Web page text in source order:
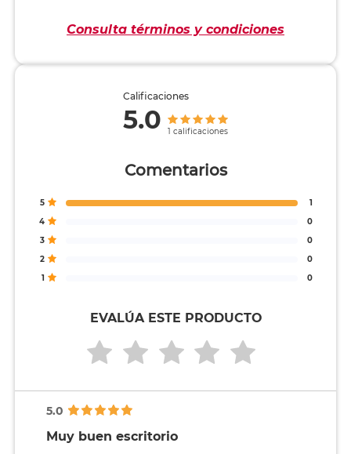
Consulta términos y condiciones
Comentarios
5
1
4
0
3
0
2
0
1
0
Calificaciones
5.0 1 calificaciones
EVALÚA ESTE PRODUCTO
5.0
Muy buen escritorio